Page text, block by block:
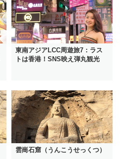
東南アジアLCC周遊旅7：ラス
トは香港！SNS映え弾丸観光
雲崗石窟（うんこうせっくつ）